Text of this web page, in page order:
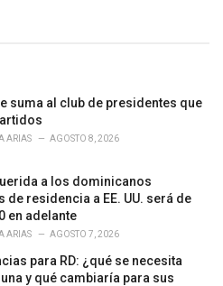
suma al club de presidentes que
ARIAS AGOSTO 8, 2026
a los dominicanos
de residencia a EE. UU. será de
en adelante
ARIAS AGOSTO 7, 2026
para RD: ¿qué se necesita
y qué cambiaría para sus